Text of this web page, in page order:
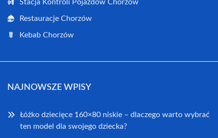
Stacja Kontroli Pojazdów Chorzów
Restauracje Chorzów
Kebab Chorzów
NAJNOWSZE WPISY
Łóżko dziecięce 160×80 niskie – dlaczego warto wybrać
ten model dla swojego dziecka?